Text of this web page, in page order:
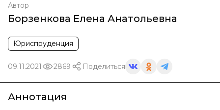
Автор
Борзенкова Елена Анатольевна
Юриспруденция
09.11.2021 2869 Поделиться
Аннотация